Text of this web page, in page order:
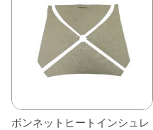
ボンネットヒートインシュレ